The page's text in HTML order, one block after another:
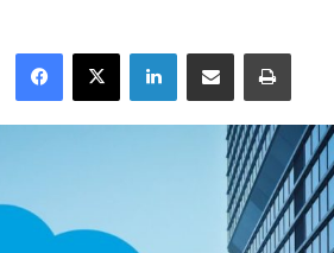
Facebook
X LinkedInCompartir por correo electrónico